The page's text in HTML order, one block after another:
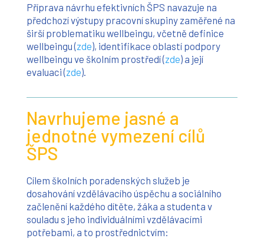
Příprava návrhu efektivních ŠPS navazuje na
předchozí výstupy pracovní skupiny zaměřené na
širší problematiku wellbeingu, včetně definice
wellbeingu (zde), identifikace oblastí podpory
wellbeingu ve školním prostředí (zde) a její
evaluaci (zde).
Navrhujeme jasné a
jednotné vymezení cílů
ŠPS
Cílem školních poradenských služeb je
dosahování vzdělávacího úspěchu a sociálního
začlenění každého dítěte, žáka a studenta v
souladu s jeho individuálními vzdělávacími
potřebami, a to prostřednictvím: